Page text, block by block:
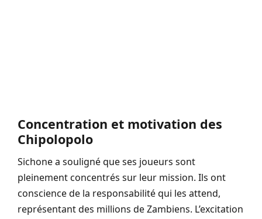
Concentration et motivation des
Chipolopolo
Sichone a souligné que ses joueurs sont
pleinement concentrés sur leur mission. Ils ont
conscience de la responsabilité qui les attend,
représentant des millions de Zambiens. L’excitation